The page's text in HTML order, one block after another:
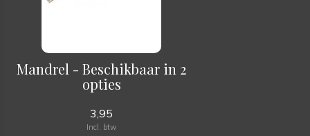
Mandrel - Beschikbaar in 2
opties
3,95
Incl. btw